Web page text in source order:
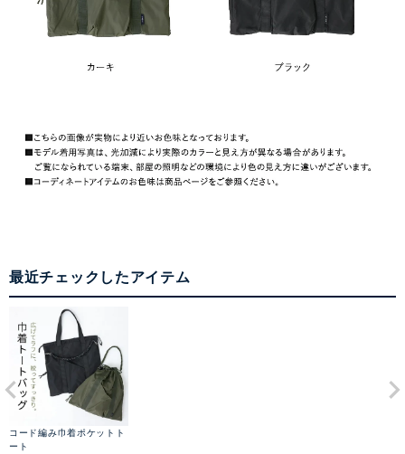
最近チェックしたアイテム
コード編み巾着ポケットト
ート